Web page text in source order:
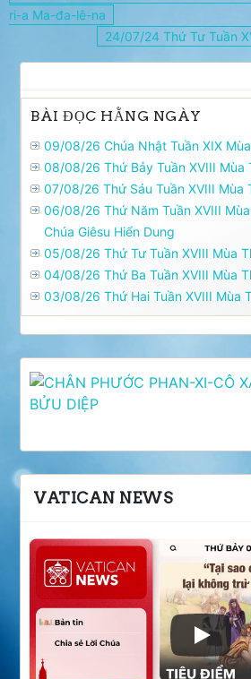
hướng
bài
ri-a Ma-đa-lê-na
24/07/24 Thứ Tư Tuần
BÀI ĐỌC HẰNG NGÀY
09/08/26 Chúa Nhật Tuần XIX
08/08/26 Thứ Bảy Tuần XVIII Mùa
07/08/26 Thứ Sáu Tuần XVIII Mùa
06/08/26 Thứ Năm Tuần XVIII
Chúa Giêsu Hiển Dung
05/08/26 Thứ Tư Tuần XVIII Mùa
04/08/26 Thứ Ba Tuần XVIII Mùa
03/08/26 Thứ Hai Tuần XVIII Mùa
VATICAN NEWS